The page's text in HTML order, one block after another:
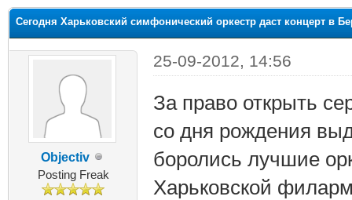
Сегодня Харьковский симфонический оркестр даст концерт в
Objectiv
Posting Freak
25-09-2012, 14:56
За право открыть
со дня рождения
боролись лучшие
Харьковской